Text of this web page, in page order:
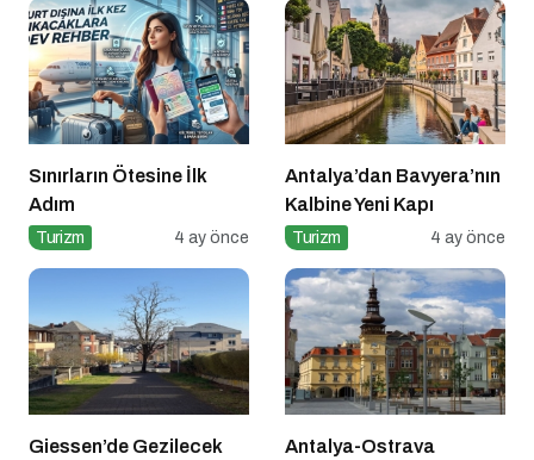
Sınırların Ötesine İlk
Adım
Turizm 4 ay önce
Antalya’dan Bavyera’nın
Kalbine Yeni Kapı
Turizm 4 ay önce
Giessen’de Gezilecek Antalya-Ostrava